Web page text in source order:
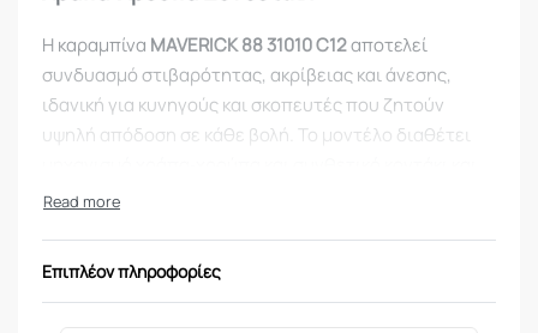
Η καραμπίνα MAVERICK 88 31010 C12αποτελεί
συνδυασμό στιβαρότητας, ακρίβειας και άνεσης,
ιδανική για κυνηγούς και σκοπευτές που ζητούν
υψηλή απόδοση σε κάθε βολή. Το μοντέλο διαθέτει
πάπια, προσφέροντας σταθερό κράτημα και ευκολία
Η κάννη μήκους 71 cm διαθέτει ρίγα εξαεριζόμενη για
βελτιωμένη στόχευση και ένα ενσωματωμένο τσοκ
Επιπλέον πληροφορίες